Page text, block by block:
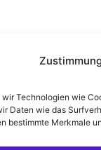
Technologien wie
Daten wie das
bestimmte Merkmale